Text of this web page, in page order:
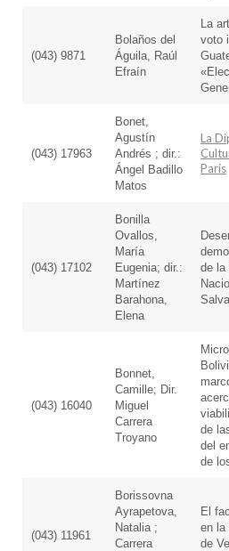
(043) 9871
Bolaños del
Águila, Raúl
Efraín
La
voto
(043) 17963
Bonet,
Agustín
Andrés ; dir.:
Ángel Badillo
Matos
La
París
(043) 17102
Bonilla
Ovallos,
María
Eugenia; dir.:
Martínez
Barahona,
Elena
de la
(043) 16040
Bonnet,
Camille; Dir.
Miguel
Carrera
Troyano
de
del
de
(043) 11961
Borissovna
Ayrapetova,
Natalia ;
Carrera
El
en la
de